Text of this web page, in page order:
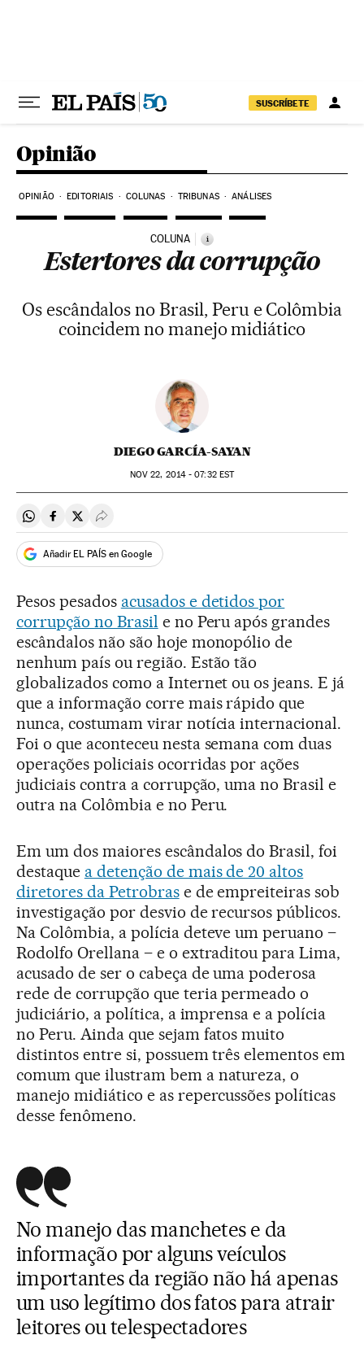
SUSCRÍBETE
Opinião
OPINIÃO EDITORIAIS COLUNAS TRIBUNAS ANÁLISES
COLUNA i
Estertores da corrupção
Os escândalos no Brasil, Peru e Colômbia
coincidem no manejo midiático
DIEGO GARCÍA-SAYAN
NOV 22, 2014 - 07:32EST
Compartir en Whatsapp
Compartir en Facebook
Compartir en Twitter
Desplegar Redes Sociales
Añadir EL PAÍS en Google
Pesos pesados acusados e detidos por
corrupção no Brasil e no Peru após grandes
escândalos não são hoje monopólio de
nenhum país ou região. Estão tão
globalizados como a Internet ou os jeans. E já
que a informação corre mais rápido que
nunca, costumam virar notícia internacional.
Foi o que aconteceu nesta semana com duas
operações policiais ocorridas por ações
judiciais contra a corrupção, uma no Brasil e
outra na Colômbia e no Peru.
Em um dos maiores escândalos do Brasil, foi
destaque a detenção de mais de 20 altos
diretores da Petrobrase de empreiteiras sob
investigação por desvio de recursos públicos.
Na Colômbia, a polícia deteve um peruano –
Rodolfo Orellana – e o extraditou para Lima,
acusado de ser o cabeça de uma poderosa
rede de corrupção que teria permeado o
judiciário, a política, a imprensa e a polícia
no Peru. Ainda que sejam fatos muito
distintos entre si, possuem três elementos em
comum que ilustram bem a natureza, o
manejo midiático e as repercussões políticas
desse fenômeno.
No manejo das manchetes e da
informação por alguns veículos
importantes da região não há apenas
um uso legítimo dos fatos para atrair
leitores ou telespectadores